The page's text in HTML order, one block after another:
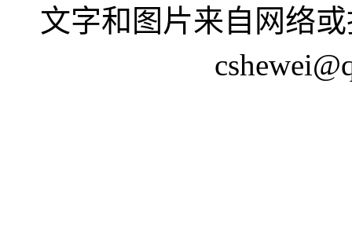
文字和图片来自网络